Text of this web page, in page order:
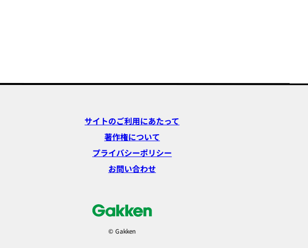
サイトのご利用にあたって
著作権について
プライバシーポリシー
お問い合わせ
© Gakken